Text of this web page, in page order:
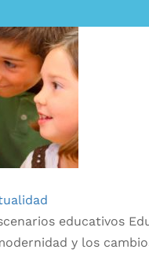
educativos
y los